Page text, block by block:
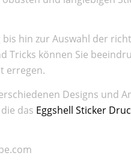
hin zur Auswahl der
Tricks können Sie
erregen.
Designs und
das Eggshell Sticker